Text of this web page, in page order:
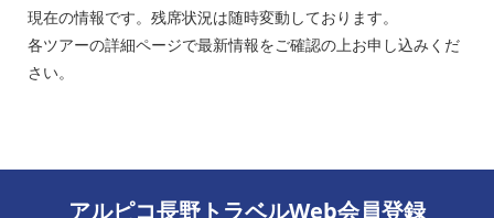
現在の情報です。残席状況は随時変動しております。
各ツアーの詳細ページで最新情報をご確認の上お申し込みくだ
さい。
アルピコ長野トラベルWeb会員登録